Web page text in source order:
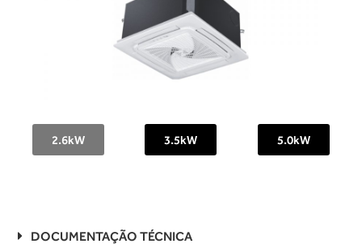
2.6kW 3.5kW 5.0kW
DOCUMENTAÇÃO TÉCNICA